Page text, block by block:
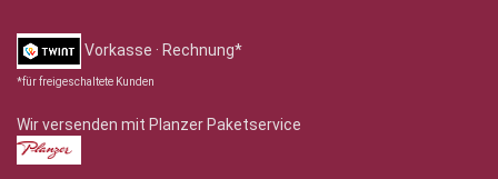
Vorkasse · Rechnung*
*für freigeschaltete Kunden
Wir versenden mit Planzer Paketservice